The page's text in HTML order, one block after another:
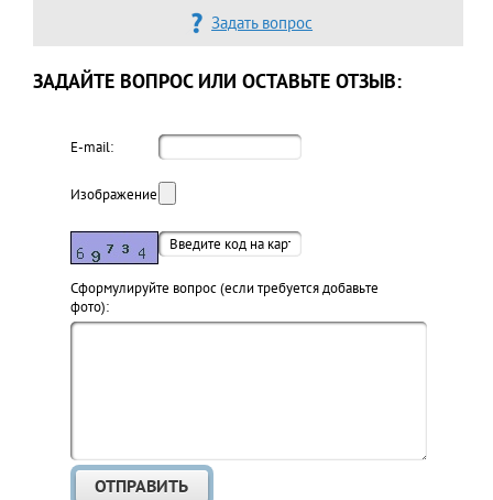
Задать вопрос
ЗАДАЙТЕ ВОПРОС ИЛИ ОСТАВЬТЕ ОТЗЫВ:
E-mail:
Изображение:
Cформулируйте вопрос (если требуется добавьте
фото):